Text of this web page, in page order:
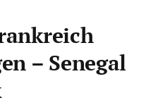
– Senegal